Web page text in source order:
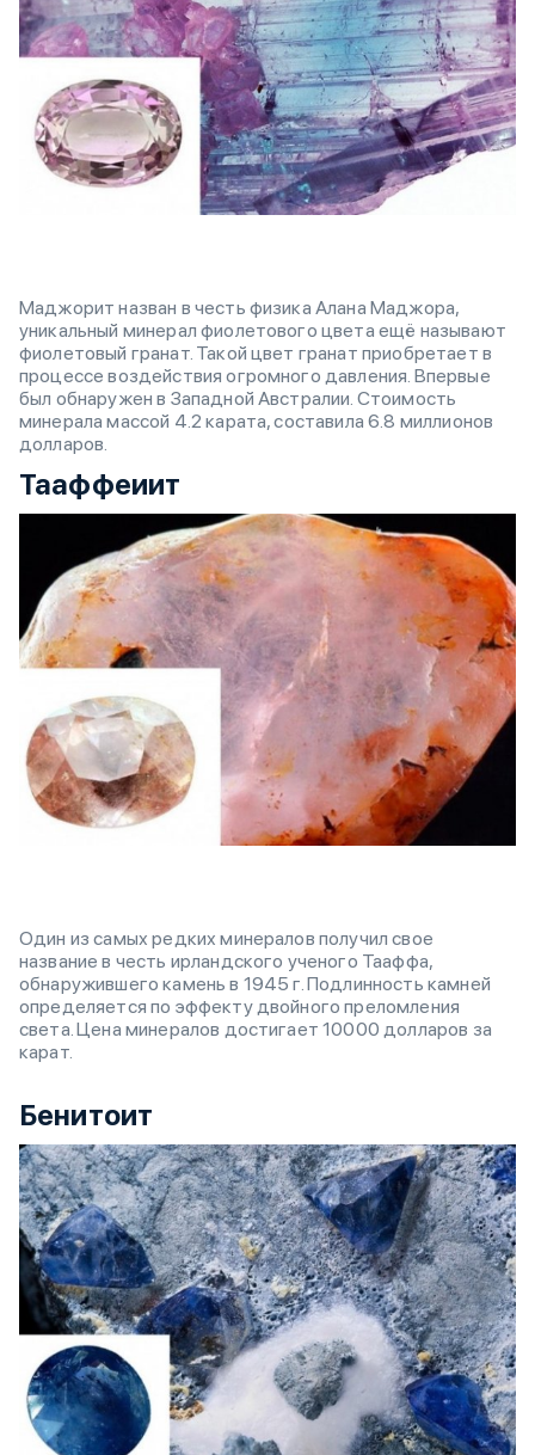
Маджорит назван в честь физика Алана Маджора,
уникальный минерал фиолетового цвета ещё называют
фиолетовый гранат. Такой цвет гранат приобретает в
процессе воздействия огромного давления. Впервые
был обнаружен в Западной Австралии. Стоимость
минерала массой 4.2 карата, составила 6.8 миллионов
долларов.
Тааффеиит
Один из самых редких минералов получил свое
название в честь ирландского ученого Тааффа,
обнаружившего камень в 1945 г. Подлинность камней
определяется по эффекту двойного преломления
света. Цена минералов достигает 10000 долларов за
карат.
Бенитоит